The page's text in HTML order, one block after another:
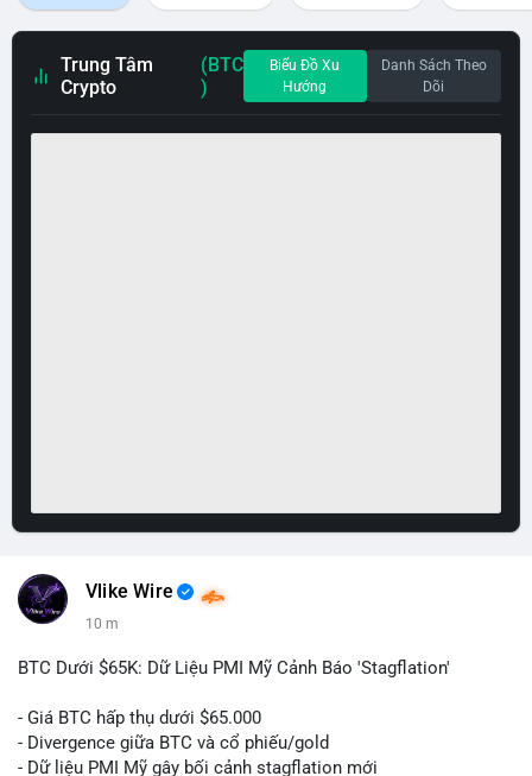
Trung Tâm
Crypto
(BTC
)
Biểu Đồ Xu
Hướng
Danh Sách Theo
Dõi
Vlike Wire
10 m
BTC Dưới $65K: Dữ Liệu PMI Mỹ Cảnh Báo 'Stagflation'
- Giá BTC hấp thụ dưới $65.000
- Divergence giữa BTC và cổ phiếu/gold
- Dữ liệu PMI Mỹ gây bối cảnh stagflation mới